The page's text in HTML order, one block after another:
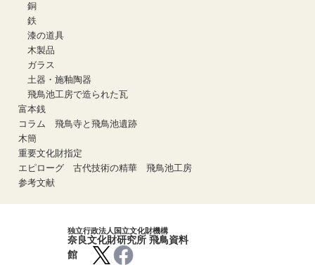
銅
鉄
漆の道具
木製品
ガラス
土器・施釉陶器
飛鳥池工房で造られた瓦
富本銭
コラム 飛鳥寺と飛鳥池遺跡
木簡
重要文化財指定
エピローグ 古代技術の精華 飛鳥池工房
参考文献
独立行政法人国立文化財機構
奈良文化財研究所 飛鳥資料
館